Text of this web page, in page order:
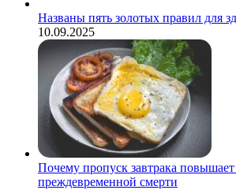
Названы пять золотых правил для
10.09.2025
Почему пропуск завтрака
преждевременной смерти